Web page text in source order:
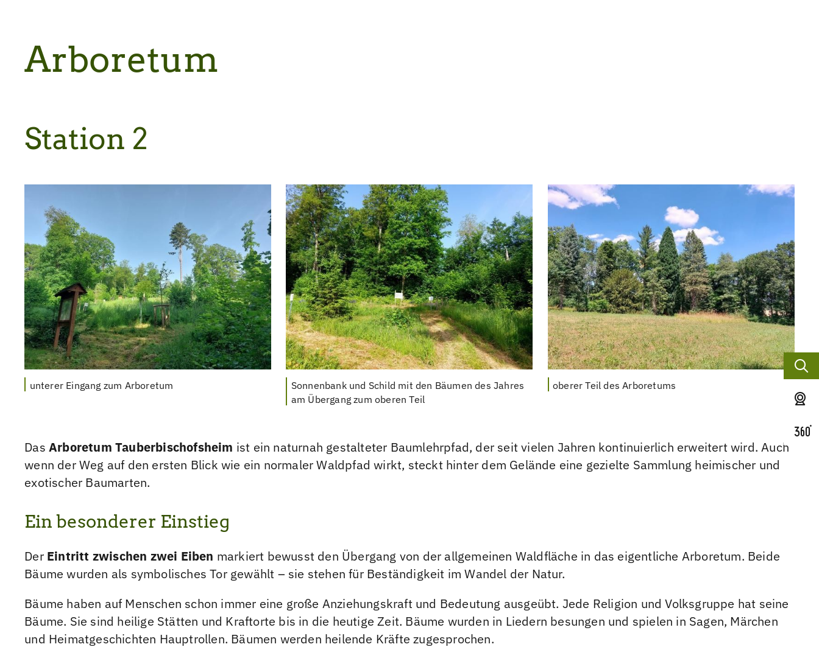
Arboretum
Station 2
unterer Eingang zum Arboretum
Sonnenbank und Schild mit den Bäumen des Jahres
am Übergang zum oberen Teil
oberer Teil des Arboretums
Das Arboretum Tauberbischofsheim ist ein naturnah gestalteter Baumlehrpfad, der seit vielen Jahren kontinuierlich erweitert wird. Auch
wenn der Weg auf den ersten Blick wie ein normaler Waldpfad wirkt, steckt hinter dem Gelände eine gezielte Sammlung heimischer und
exotischer Baumarten.
Ein besonderer Einstieg
Der Eintritt zwischen zwei Eiben markiert bewusst den Übergang von der allgemeinen Waldfläche in das eigentliche Arboretum. Beide
Bäume wurden als symbolisches Tor gewählt – sie stehen für Beständigkeit im Wandel der Natur.
Bäume haben auf Menschen schon immer eine große Anziehungskraft und Bedeutung ausgeübt. Jede Religion und Volksgruppe hat seine
Bäume. Sie sind heilige Stätten und Kraftorte bis in die heutige Zeit. Bäume wurden in Liedern besungen und spielen in Sagen, Märchen
und Heimatgeschichten Hauptrollen. Bäumen werden heilende Kräfte zugesprochen.